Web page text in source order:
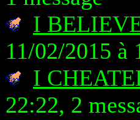
I
11/02/2015 à
I
22:22, 2